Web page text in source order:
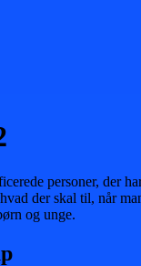
personer, der
der skal til, når
og unge.